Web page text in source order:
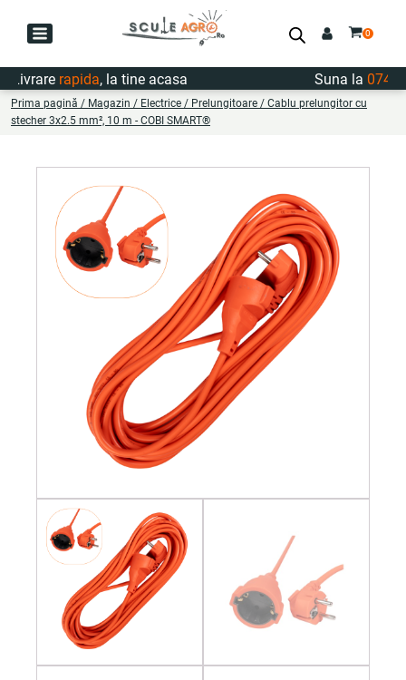
rapida, la tine acasa Suna la
Prima pagină / Magazin / Electrice / Prelungitoare / Cablu prelungitor cu
stecher 3x2.5 mm², 10 m - COBI SMART®